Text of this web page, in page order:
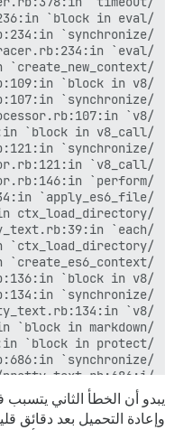
يبدو أن الخطأ الثاني
وإعادة التحميل بعد دقائق